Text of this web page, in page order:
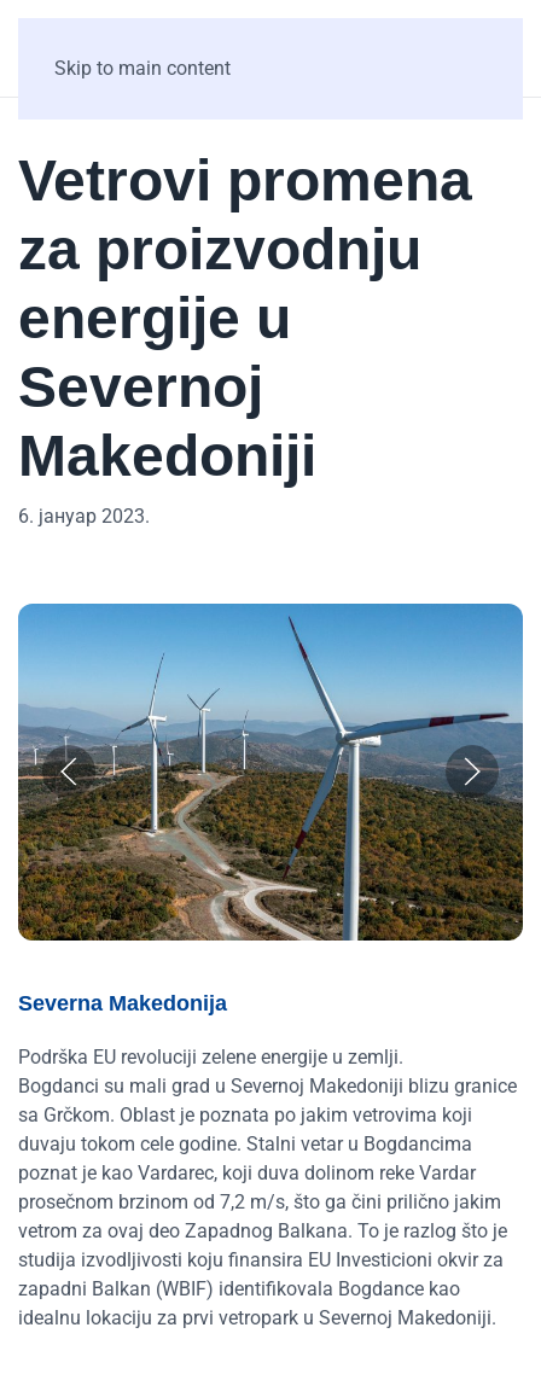
Skip to main content
Vetrovi promena
za proizvodnju
energije u
Severnoj
Makedoniji
6. јануар 2023.
Severna Makedonija
Podrška EU revoluciji zelene energije u zemlji.
Bogdanci su mali grad u Severnoj Makedoniji blizu granice
sa Grčkom. Oblast je poznata po jakim vetrovima koji
duvaju tokom cele godine. Stalni vetar u Bogdancima
poznat je kao Vardarec, koji duva dolinom reke Vardar
prosečnom brzinom od 7,2 m/s, što ga čini prilično jakim
vetrom za ovaj deo Zapadnog Balkana. To je razlog što je
studija izvodljivosti koju finansira EU Investicioni okvir za
zapadni Balkan (WBIF) identifikovala Bogdance kao
idealnu lokaciju za prvi vetropark u Severnoj Makedoniji.